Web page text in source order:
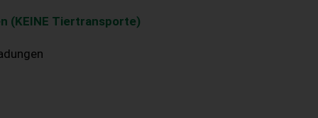
(KEINE Tiertransporte)